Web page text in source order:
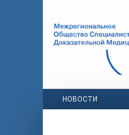
НОВОСТИ